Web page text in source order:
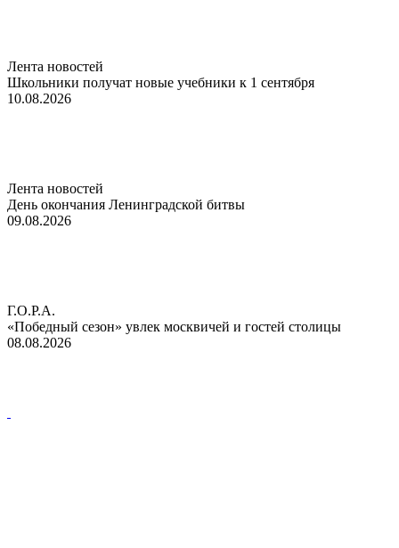
Лента новостей
Школьники получат новые учебники к 1 сентября
10.08.2026
Лента новостей
День окончания Ленинградской битвы
09.08.2026
Г.О.Р.А.
«Победный сезон» увлек москвичей и гостей столицы
08.08.2026